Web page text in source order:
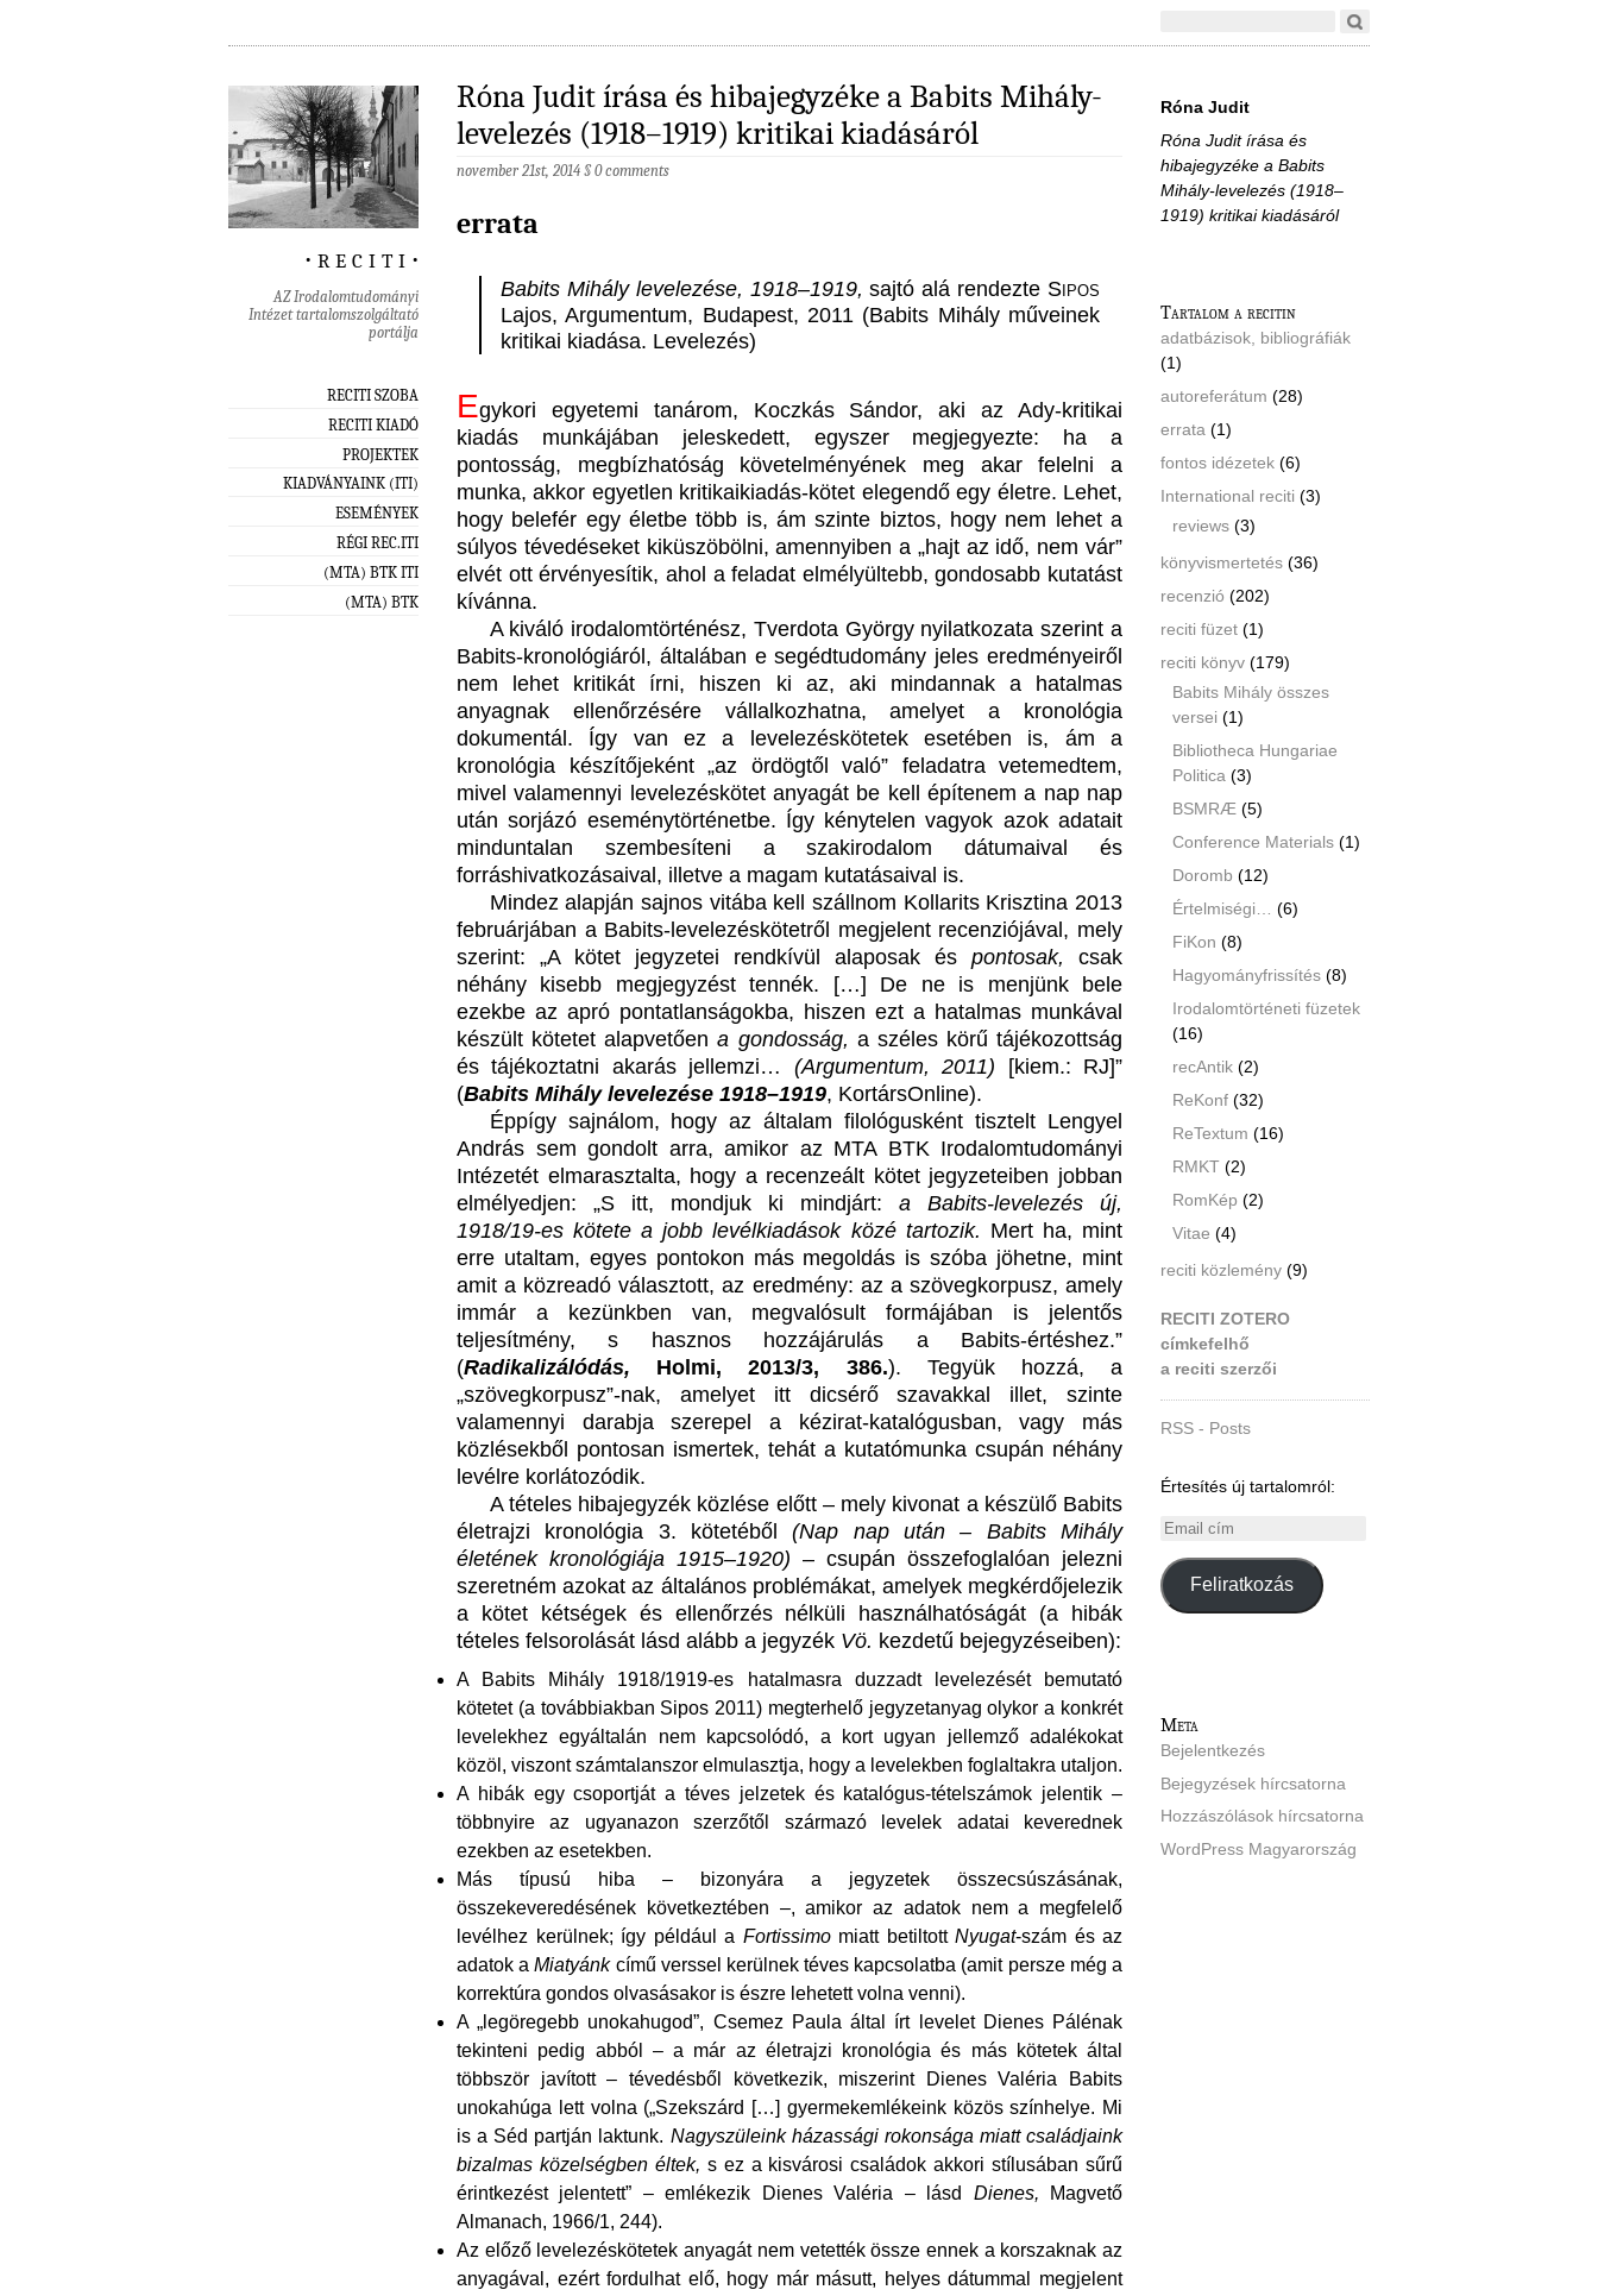
‧ r e c i t i ‧
AZ Irodalomtudományi
Intézet tartalomszolgáltató
portálja
RECITI SZOBA
RECITI KIADÓ
PROJEKTEK
KIADVÁNYAINK (ITI)
ESEMÉNYEK
RÉGI REC.ITI
(MTA) BTK ITI
(MTA) BTK
Róna Judit írása és hibajegyzéke a Babits Mihály-
levelezés (1918–1919) kritikai kiadásáról
november 21st, 2014 §0 comments
errata
Babits Mihály levelezése, 1918–1919, sajtó alá rendezte Sipos
Lajos, Argumentum, Budapest, 2011 (Babits Mihály műveinek
kritikai kiadása. Levelezés)
Egykori egyetemi tanárom, Koczkás Sándor, aki az Ady-kritikai
kiadás munkájában jeleskedett, egyszer megjegyezte: ha a
pontosság, megbízhatóság követelményének meg akar felelni a
munka, akkor egyetlen kritikaikiadás-kötet elegendő egy életre. Lehet,
hogy belefér egy életbe több is, ám szinte biztos, hogy nem lehet a
súlyos tévedéseket kiküszöbölni, amennyiben a „hajt az idő, nem vár”
elvét ott érvényesítik, ahol a feladat elmélyültebb, gondosabb kutatást
kívánna.
A kiváló irodalomtörténész, Tverdota György nyilatkozata szerint a
Babits-kronológiáról, általában e segédtudomány jeles eredményeiről
nem lehet kritikát írni, hiszen ki az, aki mindannak a hatalmas
anyagnak ellenőrzésére vállalkozhatna, amelyet a kronológia
dokumentál. Így van ez a levelezéskötetek esetében is, ám a
kronológia készítőjeként „az ördögtől való” feladatra vetemedtem,
mivel valamennyi levelezéskötet anyagát be kell építenem a nap nap
után sorjázó eseménytörténetbe. Így kénytelen vagyok azok adatait
minduntalan szembesíteni a szakirodalom dátumaival és
forráshivatkozásaival, illetve a magam kutatásaival is.
Mindez alapján sajnos vitába kell szállnom Kollarits Krisztina 2013
februárjában a Babits-levelezéskötetről megjelent recenziójával, mely
szerint: „A kötet jegyzetei rendkívül alaposak és pontosak, csak
néhány kisebb megjegyzést tennék. […] De ne is menjünk bele
ezekbe az apró pontatlanságokba, hiszen ezt a hatalmas munkával
készült kötetet alapvetőena gondosság, a széles körű tájékozottság
és tájékoztatni akarás jellemzi… (Argumentum, 2011) [kiem.: RJ]”
(Babits Mihály levelezése 1918–1919, KortársOnline).
Éppígy sajnálom, hogy az általam filológusként tisztelt Lengyel
András sem gondolt arra, amikor az MTA BTK Irodalomtudományi
Intézetét elmarasztalta, hogy a recenzeált kötet jegyzeteiben jobban
elmélyedjen: „S itt, mondjuk ki mindjárt: a Babits-levelezés új,
1918/19-es kötete a jobb levélkiadások közé tartozik. Mert ha, mint
erre utaltam, egyes pontokon más megoldás is szóba jöhetne, mint
amit a közreadó választott, az eredmény: az a szövegkorpusz, amely
immár a kezünkben van, megvalósult formájában is jelentős
teljesítmény, s hasznos hozzájárulás a Babits-értéshez.”
(Radikalizálódás, Holmi, 2013/3, 386.). Tegyük hozzá, a
„szövegkorpusz”-nak, amelyet itt dicsérő szavakkal illet, szinte
valamennyi darabja szerepel a kézirat-katalógusban, vagy más
közlésekből pontosan ismertek, tehát a kutatómunka csupán néhány
levélre korlátozódik.
A tételes hibajegyzék közlése előtt – mely kivonat a készülő Babits
életrajzi kronológia 3. kötetéből(Nap nap után – Babits Mihály
életének kronológiája 1915–1920) – csupán összefoglalóan jelezni
szeretném azokat az általános problémákat, amelyek megkérdőjelezik
a kötet kétségek és ellenőrzés nélküli használhatóságát (a hibák
tételes felsorolását lásd alább a jegyzék Vö. kezdetű bejegyzéseiben):
A Babits Mihály 1918/1919-es hatalmasra duzzadt levelezését bemutató
kötetet (a továbbiakban Sipos 2011) megterhelő jegyzetanyag olykor a konkrét
levelekhez egyáltalán nem kapcsolódó, a kort ugyan jellemző adalékokat
közöl, viszont számtalanszor elmulasztja, hogy a levelekben foglaltakra utaljon.
A hibák egy csoportját a téves jelzetek és katalógus-tételszámok jelentik –
többnyire az ugyanazon szerzőtől származó levelek adatai keverednek
ezekben az esetekben.
Más típusú hiba – bizonyára a jegyzetek összecsúszásának,
összekeveredésének következtében –, amikor az adatok nem a megfelelő
levélhez kerülnek; így például a Fortissimomiatt betiltott Nyugat-szám és az
adatok aMiatyánk című verssel kerülnek téves kapcsolatba (amit persze még a
korrektúra gondos olvasásakor is észre lehetett volna venni).
A „legöregebb unokahugod”, Csemez Paula által írt levelet Dienes Pálénak
tekinteni pedig abból – a már az életrajzi kronológia és más kötetek által
többször javított – tévedésből következik, miszerint Dienes Valéria Babits
unokahúga lett volna („Szekszárd […] gyermekemlékeink közös színhelye. Mi
is a Séd partján laktunk. Nagyszüleink házassági rokonsága miatt családjaink
bizalmas közelségben éltek, s ez a kisvárosi családok akkori stílusában sűrű
érintkezést jelentett” – emlékezik Dienes Valéria – lásd Dienes, Magvető
Almanach, 1966/1, 244).
Az előző levelezéskötetek anyagát nem vetették össze ennek a korszaknak az
anyagával, ezért fordulhat elő, hogy már másutt, helyes dátummal megjelent
Róna Judit
Róna Judit írása és
hibajegyzéke a Babits
Mihály-levelezés (1918–
1919) kritikai kiadásáról
Tartalom a recitin
adatbázisok, bibliográfiák
(1)
autoreferátum (28)
errata (1)
fontos idézetek (6)
International reciti (3)
reviews (3)
könyvismertetés (36)
recenzió (202)
reciti füzet (1)
reciti könyv (179)
Babits Mihály összes
versei (1)
Bibliotheca Hungariae
Politica (3)
BSMRÆ (5)
Conference Materials (1)
Doromb (12)
Értelmiségi…
(6)
FiKon (8)
Hagyományfrissítés (8)
Irodalomtörténeti füzetek
(16)
recAntik (2)
ReKonf (32)
ReTextum (16)
RMKT (2)
RomKép (2)
Vitae (4)
reciti közlemény (9)
RECITI ZOTERO
címkefelhő
a reciti szerzői
RSS - Posts
Értesítés új tartalomról:
Email
Feliratkozás
Meta
Bejelentkezés
Bejegyzések hírcsatorna
Hozzászólások hírcsatorna
WordPress Magyarország